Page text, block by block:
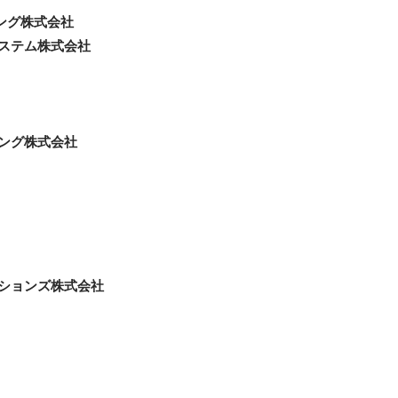
グ株式会社
テム株式会社
グ株式会社
ョンズ株式会社